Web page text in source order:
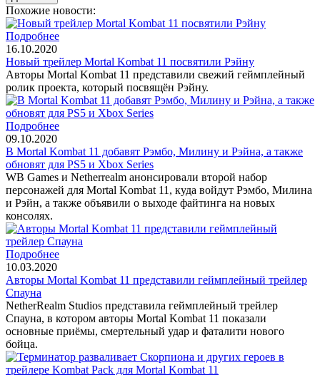
Похожие новости:
Подробнее
16.10.2020
Новый трейлер Mortal Kombat 11 посвятили Рэйну
Авторы Mortal Kombat 11 представили свежий геймплейный
ролик проекта, который посвящён Рэйну.
Подробнее
09.10.2020
В Mortal Kombat 11 добавят Рэмбо, Милину и Рэйна, а также
обновят для PS5 и Xbox Series
WB Games и Netherrealm анонсировали второй набор
персонажей для Mortal Kombat 11, куда войдут Рэмбо, Милина
и Рэйн, а также объявили о выходе файтинга на новых
консолях.
Подробнее
10.03.2020
Авторы Mortal Kombat 11 представили геймплейный трейлер
Спауна
NetherRealm Studios представила геймплейный трейлер
Спауна, в котором авторы Mortal Kombat 11 показали
основные приёмы, смертельный удар и фаталити нового
бойца.